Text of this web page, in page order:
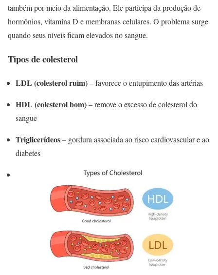
também por meio da alimentação. Ele participa da produção de
hormônios, vitamina D e membranas celulares. O problema surge
quando seus níveis ficam elevados no sangue.
Tipos de colesterol
LDL (colesterol ruim)– favorece o entupimento das artérias
HDL (colesterol bom)– remove o excesso de colesterol do
sangue
Triglicerídeos– gordura associada ao risco cardiovascular e ao
diabetes